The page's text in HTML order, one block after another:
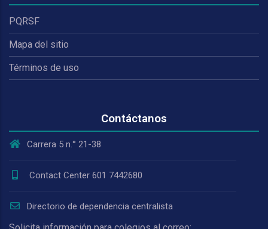
PQRSF
Mapa del sitio
Términos de uso
Contáctanos
Carrera 5 n.° 21-38
Contact Center 601 7442680
Directorio de dependencia centralista